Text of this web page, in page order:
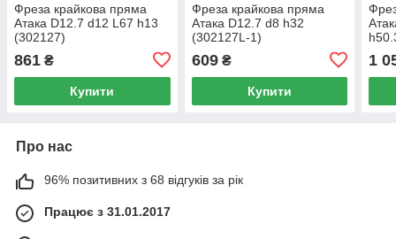
Фреза крайкова пряма
Атака D12.7 d12 L67 h13
(302127)
861 ₴
Купити
Фреза крайкова пряма
Атака D12.7 d8 h32
(302127L-1)
609₴
Купити
1
Про нас
96% позитивних з 68 відгуків за рік
Працює з 31.01.2017